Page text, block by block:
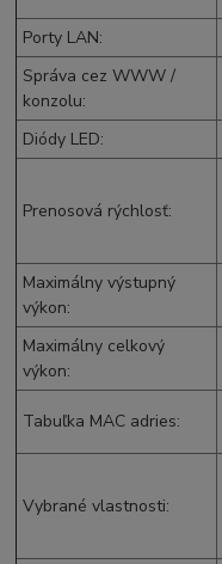
Porty LAN:
Správa cez WWW /
konzolu:
Diódy LED:
Prenosová rýchlosť:
Maximálny výstupný
výkon:
Maximálny celkový
výkon:
Tabuľka MAC adries:
Vybrané vlastnosti: